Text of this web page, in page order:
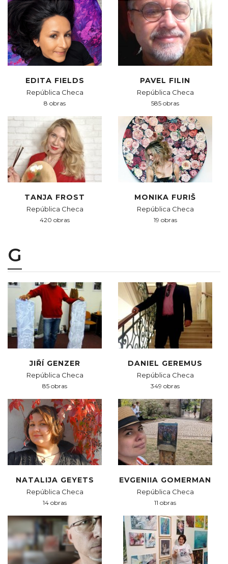
EDITA FIELDS
República Checa
8 obras
PAVEL FILIN
República Checa
585 obras
TANJA FROST
República Checa
420 obras
MONIKA FURIŠ
República Checa
19 obras
G
JIŘÍ GENZER
República Checa
85 obras
DANIEL GEREMUS
República Checa
349 obras
NATALIJA GEYETS
República Checa
14 obras
EVGENIIA GOMERMAN
República Checa
11 obras